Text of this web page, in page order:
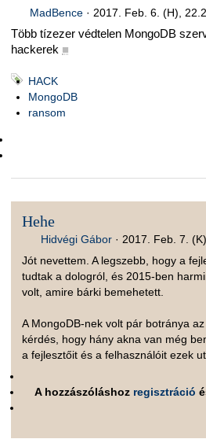
MadBence· 2017. Feb. 6. (H),
Több tízezer védtelen MongoDB
hackerek ■
HACK
MongoDB
ransom
Hehe
Hidvégi Gábor · 2017. Feb. 7.
Jót nevettem. A legszebb, hogy a
tudtak a dologról, és 2015-ben
volt, amire bárki bemehetett.
A MongoDB-nek volt pár botránya
kérdés, hogy hány akna van még
a fejlesztőit és a felhasználóit ezek
A hozzászóláshoz regisztráció